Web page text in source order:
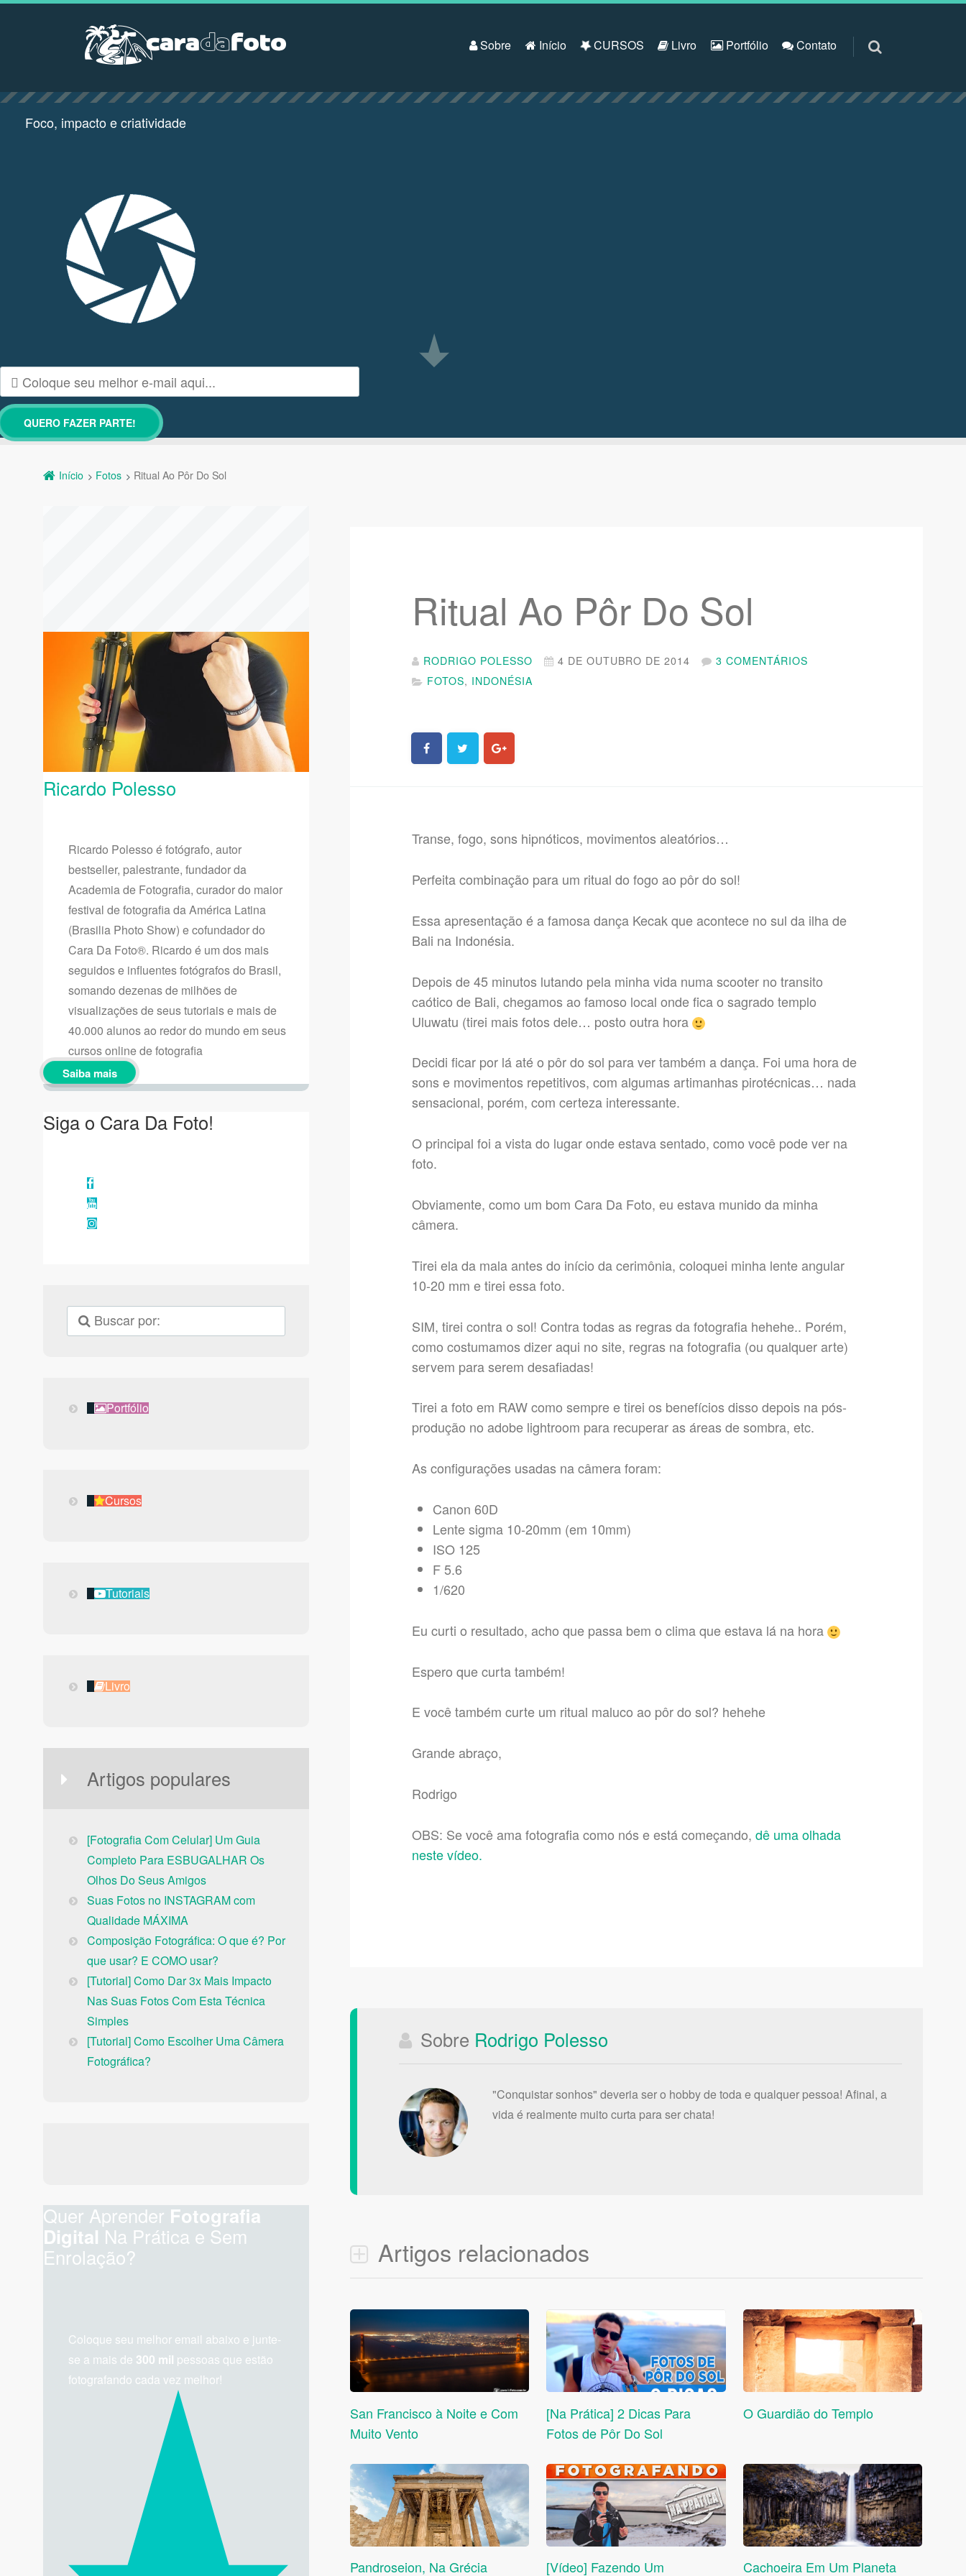
Pular para o conteúdo
Sobre Início CURSOS Livro Portfólio Contato
Foco, impacto e criatividade
Início Fotos Ritual Ao Pôr Do Sol
Ritual Ao Pôr Do Sol
RODRIGO POLESSO 4 DE OUTUBRO DE 2014
3 COMENTÁRIOS
FOTOS, INDONÉSIA
Transe, fogo, sons hipnóticos, movimentos aleatórios…
Perfeita combinação para um ritual do fogo ao pôr do sol!
Essa apresentação é a famosa dança Kecak que acontece no sul da ilha de
Bali na Indonésia.
Depois de 45 minutos lutando pela minha vida numa scooter no transito
caótico de Bali, chegamos ao famoso local onde fica o sagrado templo
Uluwatu (tirei mais fotos dele… posto outra hora
Decidi ficar por lá até o pôr do sol para ver também a dança. Foi uma hora de
sons e movimentos repetitivos, com algumas artimanhas pirotécnicas… nada
sensacional, porém, com certeza interessante.
O principal foi a vista do lugar onde estava sentado, como você pode ver na
foto.
Obviamente, como um bom Cara Da Foto, eu estava munido da minha
câmera.
Tirei ela da mala antes do início da cerimônia, coloquei minha lente angular
10-20 mm e tirei essa foto.
SIM, tirei contra o sol! Contra todas as regras da fotografia hehehe.. Porém,
como costumamos dizer aqui no site, regras na fotografia (ou qualquer arte)
servem para serem desafiadas!
Tirei a foto em RAW como sempre e tirei os benefícios disso depois na pós-
produção no adobe lightroom para recuperar as áreas de sombra, etc.
As configurações usadas na câmera foram:
Canon 60D
Lente sigma 10-20mm (em 10mm)
ISO 125
F 5.6
1/620
Eu curti o resultado, acho que passa bem o clima que estava lá na hora
Espero que curta também!
E você também curte um ritual maluco ao pôr do sol? hehehe
Grande abraço,
Rodrigo
OBS: Se você ama fotografia como nós e está começando,dê uma olhada
neste vídeo.
Sobre Rodrigo Polesso
"Conquistar sonhos" deveria ser o hobby de toda e qualquer pessoa! Afinal, a
vida é realmente muito curta para ser chata!
Artigos relacionados
San Francisco à Noite e Com
Muito Vento
[Na Prática] 2 Dicas Para
Fotos de Pôr Do Sol
O Guardião do Templo
Pandroseion, Na Grécia [Vídeo] Fazendo Um Cachoeira Em Um Planeta
Ricardo Polesso
Ricardo Polesso é fotógrafo, autor
bestseller, palestrante, fundador da
Academia de Fotografia, curador do maior
festival de fotografia da América Latina
(Brasilia Photo Show) e cofundador do
Cara Da Foto®. Ricardo é um dos mais
seguidos e influentes fotógrafos do Brasil,
somando dezenas de milhões de
visualizações de seus tutoriais e mais de
40.000 alunos ao redor do mundo em seus
cursos online de fotografia
Saiba mais
Siga o Cara Da Foto!
Facebook
YouTube
Instagram
PortfólioPortfólio
CursosCursos
TutoriaisTutoriais
LivroLivro
Artigos populares
[Fotografia Com Celular] Um Guia
Completo Para ESBUGALHAR Os
Olhos Do Seus Amigos
Suas Fotos no INSTAGRAM com
Qualidade MÁXIMA
Composição Fotográfica: O que é? Por
que usar? E COMO usar?
[Tutorial] Como Dar 3x Mais Impacto
Nas Suas Fotos Com Esta Técnica
Simples
[Tutorial] Como Escolher Uma Câmera
Fotográfica?
Quer Aprender Fotografia
Digital Na Prática e Sem
Enrolação?
Coloque seu melhor email abaixo e junte-
se a mais de 300 mil pessoas que estão
fotografando cada vez melhor!